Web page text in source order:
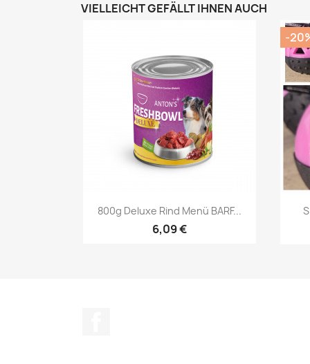
VIELLEICHT GEFÄLLT IHNEN AUCH
Vorschau
800g Deluxe Rind Menü BARF...
6,09 €
-